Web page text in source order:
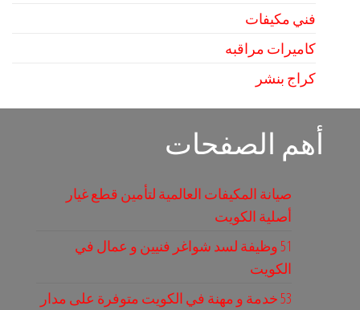
فني مكيفات
كاميرات مراقبه
كراج بنشر
أهم الصفحات
صيانة المكيفات العالمية لتأمين قطع غيار
أصلية الكويت
51 وظيفة لسد شواغر فنيين و عمال في
الكويت
53 خدمة و مهنة في الكويت متوفرة على مدار